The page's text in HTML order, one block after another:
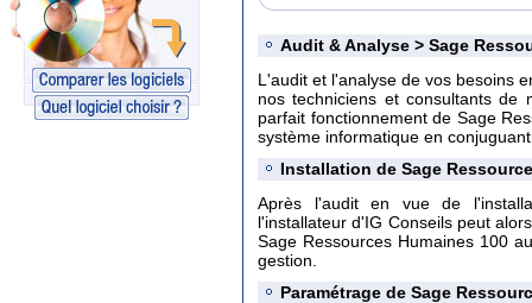
Audit & Analyse > Sage
L'audit et l'analyse de vos besoins
nos techniciens et consultants de
parfait fonctionnement de Sage
système informatique en
Installation de Sage
Après l'audit en vue de
l'installateur d'IG Conseils peut
Sage Ressources Humaines 100
gestion.
Paramétrage de Sage